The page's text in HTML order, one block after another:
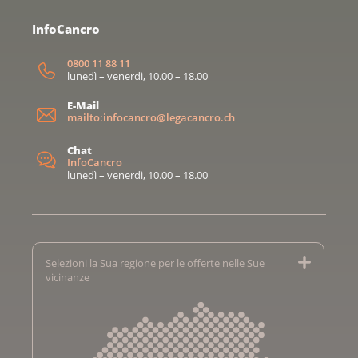
InfoCancro
0800 11 88 11
lunedì – venerdì, 10.00 – 18.00
E-Mail
mailto:infocancro@legacancro.ch
Chat
InfoCancro
lunedì – venerdì, 10.00 – 18.00
Selezioni la Sua regione per le offerte nelle Sue
vicinanze